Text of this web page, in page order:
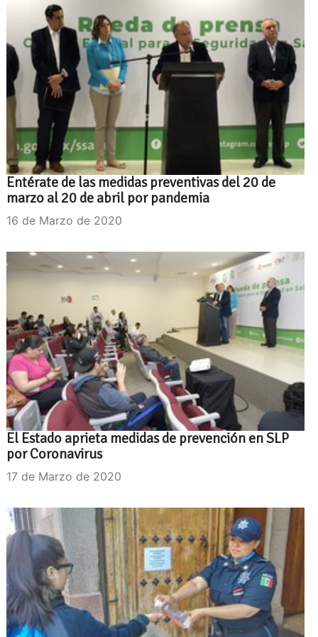
Entérate de las medidas preventivas del 20 de
marzo al 20 de abril por pandemia
16 de Marzo de 2020
El Estado aprieta medidas de prevención en SLP
por Coronavirus
17 de Marzo de 2020